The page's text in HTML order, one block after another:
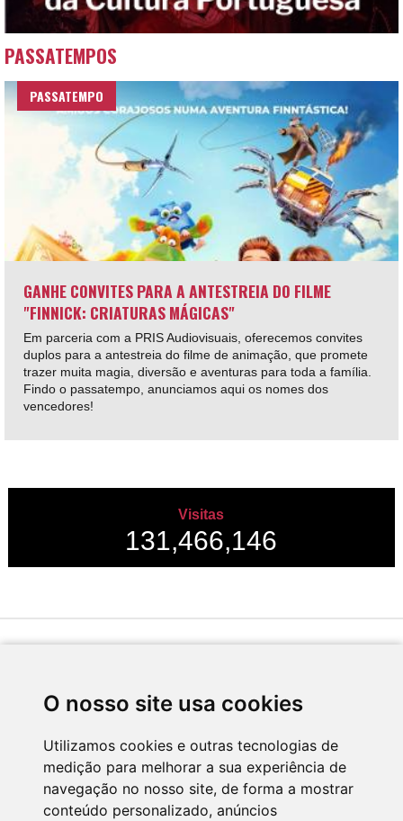
O nosso site usa cookies
Utilizamos cookies e outras tecnologias de
medição para melhorar a sua experiência de
navegação no nosso site, de forma a mostrar
conteúdo personalizado, anúncios
PASSATEMPOS
PASSATEMPO
GANHE CONVITES PARA A ANTESTREIA DO FILME
"FINNICK: CRIATURAS MÁGICAS"
Em parceria com a PRIS Audiovisuais, oferecemos convites
duplos para a antestreia do filme de animação, que promete
trazer muita magia, diversão e aventuras para toda a família.
Findo o passatempo, anunciamos aqui os nomes dos
vencedores!
Visitas
131,466,146